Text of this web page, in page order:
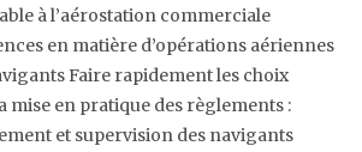
à l’aérostation commerciale
en matière d’opérations aériennes
Faire rapidement les choix
mise en pratique des règlements :
et supervision des navigants